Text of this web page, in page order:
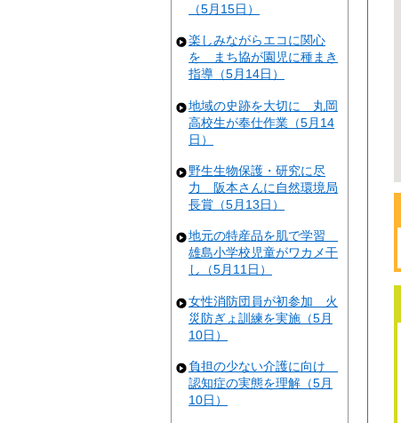
（5月15日）
楽しみながらエコに関心
を まち協が園児に種まき
指導（5月14日）
地域の史跡を大切に 丸岡
高校生が奉仕作業（5月14
日）
野生生物保護・研究に尽
力 阪本さんに自然環境局
長賞（5月13日）
地元の特産品を肌で学習
雄島小学校児童がワカメ干
し（5月11日）
女性消防団員が初参加 火
災防ぎょ訓練を実施（5月
10日）
負担の少ない介護に向け
認知症の実態を理解（5月
10日）